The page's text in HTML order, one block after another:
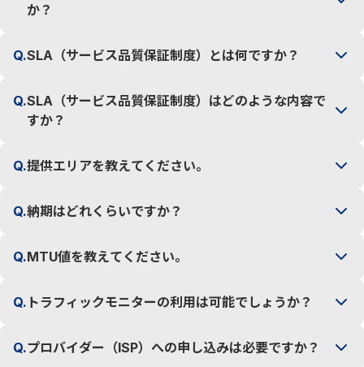
か？
Q.SLA（サービス品質保証制度）とは何ですか？
Q.SLA（サービス品質保証制度）はどのような内容で
すか？
Q.提供エリアを教えてください。
Q.納期はどれくらいですか？
Q.MTU値を教えてください。
Q. トラフィックモニターの利用は可能でしょうか？
Q.プロバイダー（ISP）への申し込みは必要ですか？